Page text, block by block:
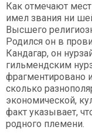
Как отмечают
имел звания ни
Высшего
Родился он в
Кандагар, он
гильмендским
фрагментировано
сколько
экономической,
факт указывает,
родного племени.